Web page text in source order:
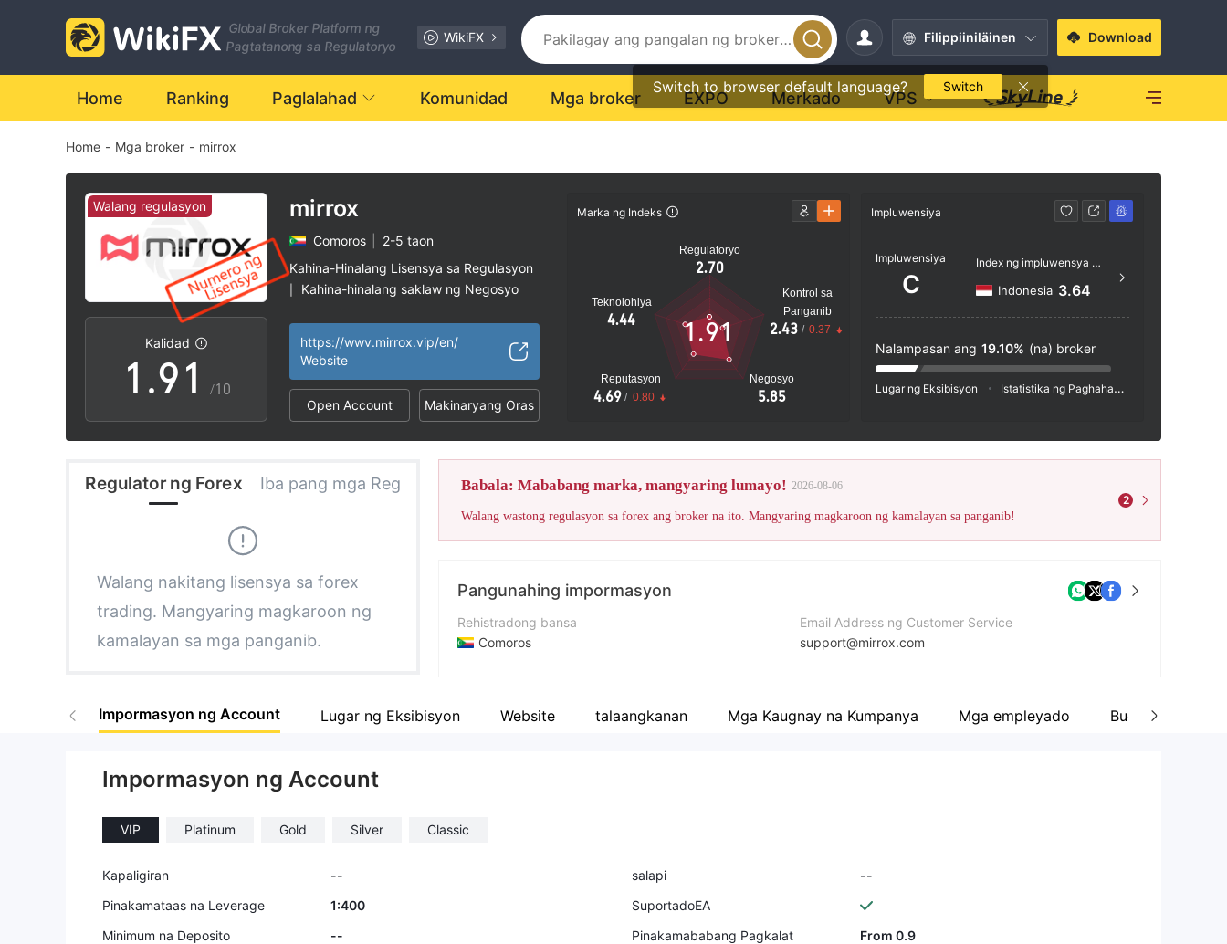
Global Broker Platform ng
Pagtatanong sa Regulatoryo
WikiFX Filippiiniläinen
Switch to browser default language? Switch
Download
Home Ranking Paglalahad Komunidad Mga broker EXPO Merkado VPS
Home - Mga broker - mirrox
Walang regulasyon
Kalidad
0
1
2
3
5
6
8
9
.
3
4
5
6
7
8
9
0
1
2
3
5
6
8
9
/10
mirrox
Comoros
2-5 taon
Kahina-Hinalang Lisensya sa Regulasyon
Kahina-hinalang saklaw ng Negosyo
https://wwv.mirrox.vip/en/
Website
Open Account Makinaryang Oras
Marka ng Indeks
Regulatoryo
2.70
Teknolohiya
4.44
Reputasyon
4.69 / 0.80
Negosyo
5.85
Kontrol sa
Panganib
2.43 / 0.37
1.91
Impluwensiya
Impluwensiya
C
Index ng impluwensya NO.1
Indonesia 3.64
Nalampasan ang 19.10% (na) broker
Lugar ng Eksibisyon Istatistika ng Paghahanap
Regulator ng Forex Iba pang mga Regulator 1
Walang nakitang lisensya sa forex
trading. Mangyaring magkaroon ng
kamalayan sa mga panganib.
Babala: Mababang marka, mangyaring lumayo! 2026-08-06
Walang wastong regulasyon sa forex ang broker na ito. Mangyaring magkaroon ng kamalayan sa panganib!
2
Pangunahing impormasyon
Rehistradong bansa
Comoros
Kumpanya
Email Address ng Customer Service
support@mirrox.com
Website ng kumpanya
Impormasyon ng Account Lugar ng Eksibisyon Website talaangkanan Mga Kaugnay na Kumpanya Mga empleyado Buod ng
Impormasyon ng Account
VIP Platinum Gold Silver Classic
Kapaligiran -- salapi
--
Pinakamataas na Leverage
1:400
SuportadoEA
Minimum na Deposito
-- Pinakamababang Pagkalat
From 0.9